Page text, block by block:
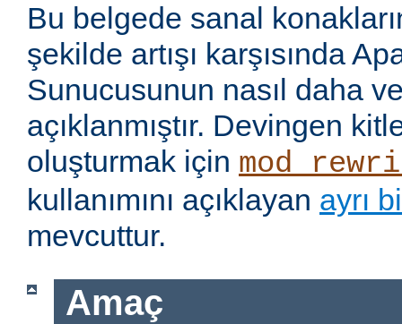
Bu belgede sanal
şekilde artışı karşısında
Sunucusunun nasıl daha
açıklanmıştır. Devingen
oluşturmak için
kullanımını açıklayan ayrı
mevcuttur.
Amaç